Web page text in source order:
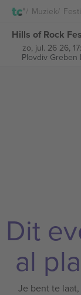
Muziek
Hills of Rock
zo, jul. 26 26,
Plovdiv Greben
Dit
al
Je bent te